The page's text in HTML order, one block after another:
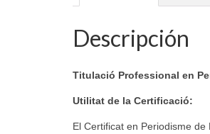
Descripción
Titulació Professional en
Utilitat de la Certificació:
El Certificat en Periodisme de